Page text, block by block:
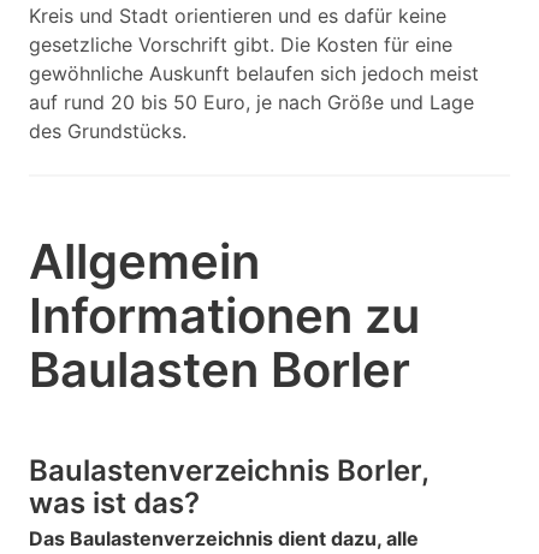
Kreis und Stadt orientieren und es dafür keine
gesetzliche Vorschrift gibt. Die Kosten für eine
gewöhnliche Auskunft belaufen sich jedoch meist
auf rund 20 bis 50 Euro, je nach Größe und Lage
des Grundstücks.
Allgemein
Informationen zu
Baulasten Borler
Baulastenverzeichnis Borler,
was ist das?
Das Baulastenverzeichnis dient dazu, alle